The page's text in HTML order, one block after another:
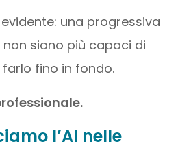
una progressiva
siano più capaci di
fino in fondo.
l’AI nelle